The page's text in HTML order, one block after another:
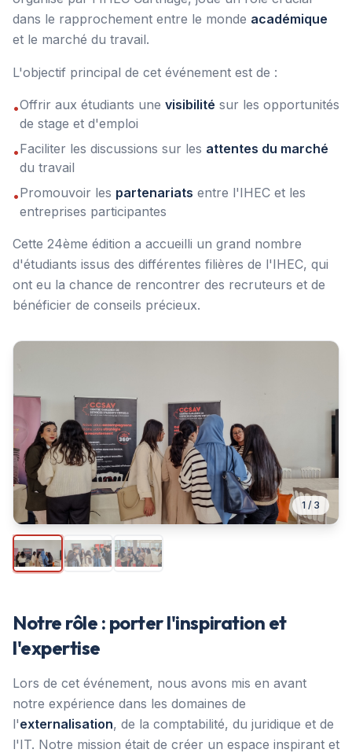
dans le rapprochement entre le monde académique
et le marché du travail.
L'objectif principal de cet événement est de :
•Offrir aux étudiants une visibilité sur les opportunités
de stage et d'emploi
•Faciliter les discussions sur les attentes du marché
du travail
•Promouvoir les partenariats entre l'IHEC et les
entreprises participantes
Cette 24ème édition a accueilli un grand nombre
d'étudiants issus des différentes filières de l'IHEC, qui
ont eu la chance de rencontrer des recruteurs et de
bénéficier de conseils précieux.
1 / 3
Notre rôle : porter l'inspiration et
l'expertise
Lors de cet événement, nous avons mis en avant
notre expérience dans les domaines de
l'externalisation, de la comptabilité, du juridique et de
l'IT. Notre mission était de créer un espace inspirant et